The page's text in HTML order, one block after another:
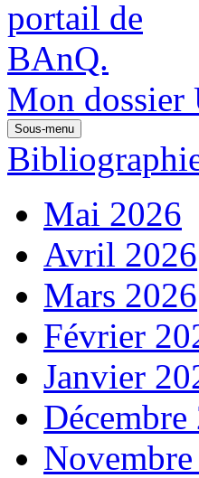
Mon dossier
Sous-menu
Mai 2026
Avril 2026
Mars 2026
Février
Janvier
Décembre